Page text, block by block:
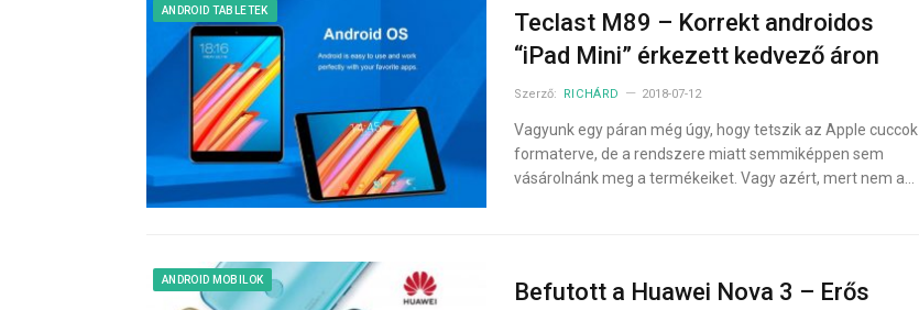
ANDROID TABLETEK
Teclast M89 – Korrekt androidos
“iPad Mini” érkezett kedvező áron
Szerző: RICHÁRD 2018-07-12
Vagyunk egy páran még úgy, hogy tetszik az Apple cuccok
formaterve, de a rendszere miatt semmiképpen sem
vásárolnánk meg a termékeiket. Vagy azért, mert nem a…
ANDROID MOBILOK
Befutott a Huawei Nova 3 – Erős